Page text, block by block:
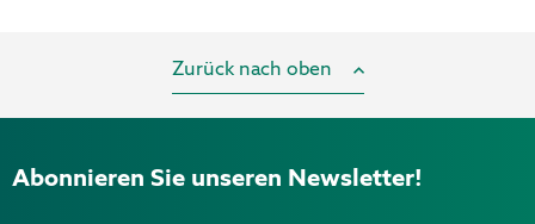
Zurück nach oben
Abonnieren Sie unseren Newsletter!